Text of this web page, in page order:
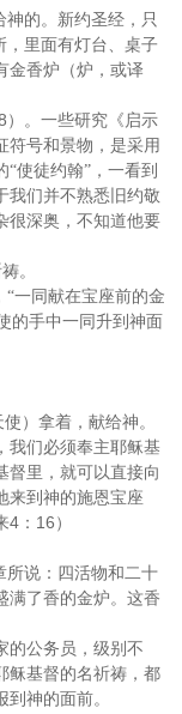
神的。新约圣经，只
，里面有灯台、桌子
金香炉（炉，或译
）。一些研究《启示
符号和景物，是采用
使徒约翰”，一看到
我们并不熟悉旧约敬
很深奥，不知道他要
。
“一同献在宝座前的金
的手中一同升到神面
）拿着，献给神。
我们必须奉主耶稣基
督里，就可以直接向
来到神的施恩宝座
4 ： 16 ）
所说：四活物和二十
满了香的金炉。这香
的公务员，级别不
稣基督的名祈祷，都
神的面前。